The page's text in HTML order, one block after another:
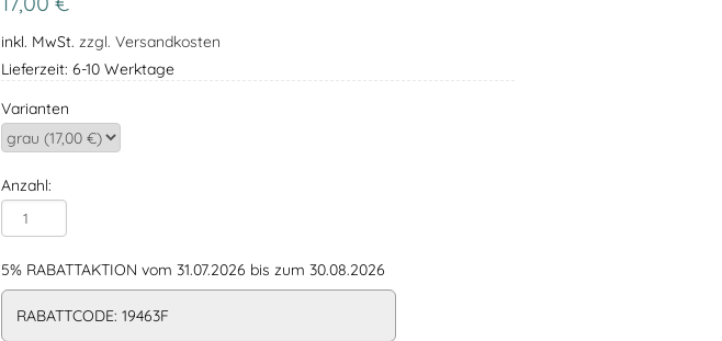
inkl. MwSt. zzgl. Versandkosten
Lieferzeit: 6-10 Werktage
Varianten
Anzahl:
5% RABATTAKTION vom 31.07.2026 bis zum 30.08.2026
RABATTCODE: 19463F